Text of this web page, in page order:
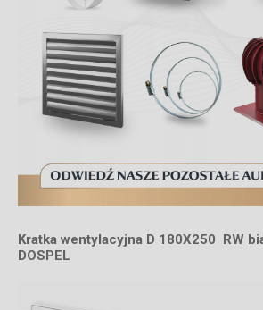
Kratka wentylacyjna D 180X250 RW
DOSPEL